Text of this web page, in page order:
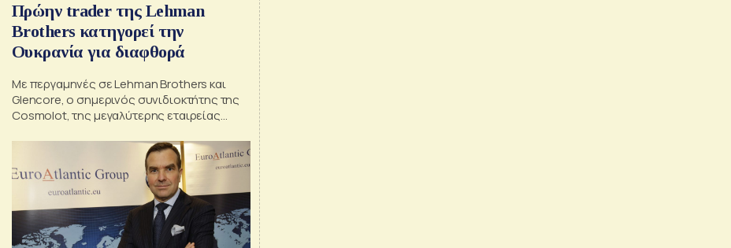
Πρώην trader της Lehman
Brothers κατηγορεί την
Ουκρανία για διαφθορά
Με περγαμηνές σε Lehman Brothers και
Glencore, ο σημερινός συνιδιοκτήτης της
Cosmolot, της μεγαλύτερης εταιρείας
επικαλείται πρακτικές που θυμίζουν άλλα